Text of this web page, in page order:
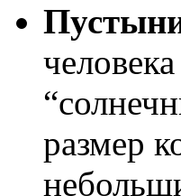
размер